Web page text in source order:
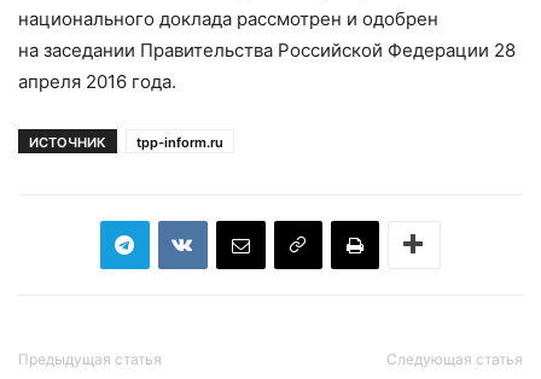
национального доклада рассмотрен и одобрен
на заседании Правительства Российской Федерации 28
апреля 2016 года.
ИСТОЧНИК tpp-inform.ru
Предыдущая статья Следующая статья